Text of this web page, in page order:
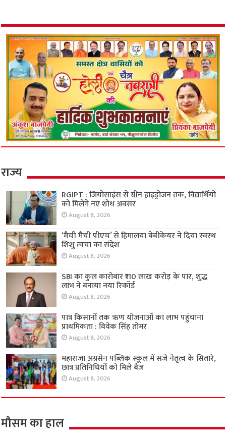
राज्य
RGIPT : जियोसाइंस से ग्रीन हाइड्रोजन तक, विद्यार्थियों
को मिलेंगे नए शोध अवसर
August 8, 2026
‘मैची मैची पीएच’ से हिमालया बेबीकेयर ने दिया स्वस्थ
शिशु त्वचा का संदेश
August 8, 2026
SBI का कुल कारोबार ₹110 लाख करोड़ के पार, शुद्ध
लाभ ने बनाया नया रिकॉर्ड
August 8, 2026
पात्र किसानों तक ऋण योजनाओं का लाभ पहुंचाना
प्राथमिकता : विवेक सिंह तोमर
August 8, 2026
महाराजा अग्रसेन पब्लिक स्कूल में सजे नेतृत्व के सितारे,
छात्र प्रतिनिधियों को मिले बैज
August 8, 2026
मौसम का हाल